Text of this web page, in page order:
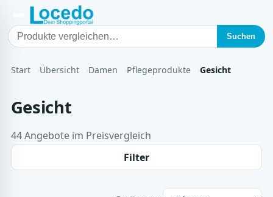
Suchen
Start Übersicht Damen Pflegeprodukte Gesicht
Gesicht
44 Angebote im Preisvergleich
Filter